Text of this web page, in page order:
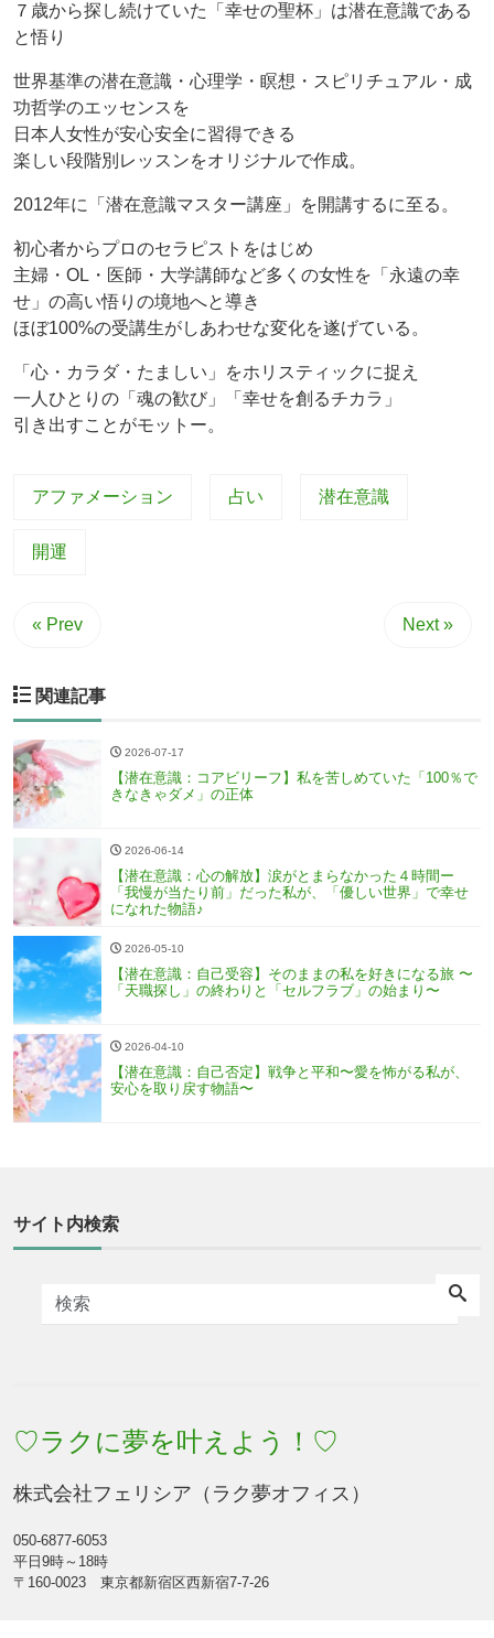
７歳から探し続けていた「幸せの聖杯」は潜在意識である
と悟り
世界基準の潜在意識・心理学・瞑想・スピリチュアル・成
功哲学のエッセンスを
日本人女性が安心安全に習得できる
楽しい段階別レッスンをオリジナルで作成。
2012年に「潜在意識マスター講座」を開講するに至る。
初心者からプロのセラピストをはじめ
主婦・OL・医師・大学講師など多くの女性を「永遠の幸
せ」の高い悟りの境地へと導き
ほぼ100%の受講生がしあわせな変化を遂げている。
「心・カラダ・たましい」をホリスティックに捉え
一人ひとりの「魂の歓び」「幸せを創るチカラ」
引き出すことがモットー。
アファメーション 占い 潜在意識
開運
« Prev Next »
関連記事
2026-07-17
【潜在意識：コアビリーフ】私を苦しめていた「100％で
きなきゃダメ」の正体
2026-06-14
【潜在意識：心の解放】涙がとまらなかった４時間ー
「我慢が当たり前」だった私が、「優しい世界」で幸せ
になれた物語♪
2026-05-10
【潜在意識：自己受容】そのままの私を好きになる旅 〜
「天職探し」の終わりと「セルフラブ」の始まり〜
2026-04-10
【潜在意識：自己否定】戦争と平和〜愛を怖がる私が、
安心を取り戻す物語〜
サイト内検索
♡ラクに夢を叶えよう！♡
株式会社フェリシア（ラク夢オフィス）
050-6877-6053
平日9時～18時
〒160-0023 東京都新宿区西新宿7-7-26